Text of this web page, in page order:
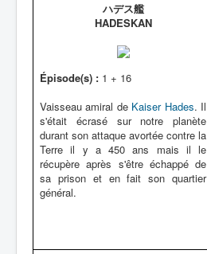
ハデス艦
HADESKAN
Épisode(s) : 1 + 16
Vaisseau amiral de Kaiser Hades. Il
s'était écrasé sur notre planète
durant son attaque avortée contre la
Terre il y a 450 ans mais il le
récupère après s'être échappé de
sa prison et en fait son quartier
général.